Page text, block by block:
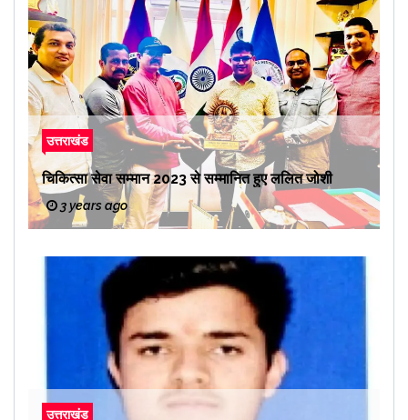
उत्तराखंड
चिकित्सा सेवा सम्मान 2023 से सम्मानित हुए ललित जोशी
3 years ago
उत्तराखंड